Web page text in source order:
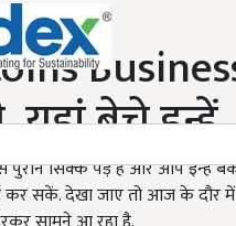
यहां बेचे इन्हें
सिक्के पड़े है और आप इन्हें
सकें. देखा जाए तो आज के दौर में